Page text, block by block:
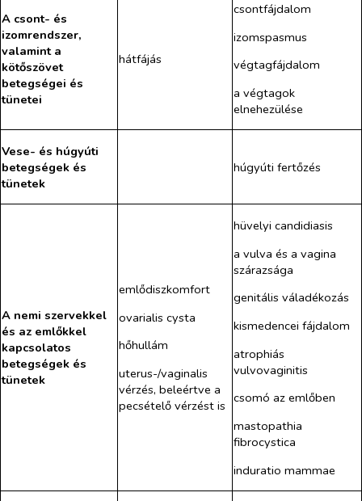
A csont- és
izomrendszer,
valamint a
kötőszövet
betegségei és
tünetei
hátfájás
csontfájdalom
izomspasmus
végtagfájdalom
a végtagok
elnehezülése
Vese- és húgyúti
betegségek és
tünetek
húgyúti fertőzés
A nemi szervekkel
és az emlőkkel
kapcsolatos
betegségek és
tünetek
emlődiszkomfort
ovarialis cysta
hőhullám
uterus-/vaginalis
vérzés, beleértve a
pecsételő vérzést is
hüvelyi candidiasis
a vulva és a vagina
szárazsága
genitális váladékozás
kismedencei fájdalom
atrophiás
vulvovaginitis
csomó az emlőben
mastopathia
fibrocystica
induratio mammae